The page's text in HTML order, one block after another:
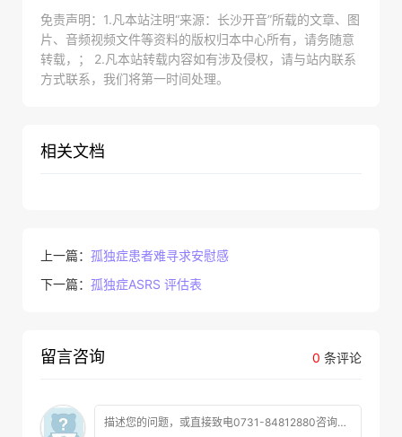
免责声明：1.凡本站注明“来源：长沙开音”所载的文章、图
片、音频视频文件等资料的版权归本中心所有，请务随意
转载，； 2.凡本站转载内容如有涉及侵权，请与站内联系
方式联系，我们将第一时间处理。
相关文档
上一篇： 孤独症患者难寻求安慰感
下一篇： 孤独症ASRS 评估表
0 条评论
留言咨询